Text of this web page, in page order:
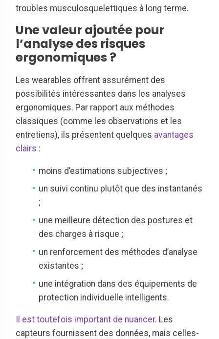
troubles musculosquelettiques à long terme.
Une valeur ajoutée pour
l’analyse des risques
ergonomiques ?
Les wearables offrent assurément des
possibilités intéressantes dans les analyses
ergonomiques. Par rapport aux méthodes
classiques (comme les observations et les
entretiens), ils présentent quelques avantages
clairs :
moins d’estimations subjectives ;
un suivi continu plutôt que des instantanés
;
une meilleure détection des postures et
des charges à risque ;
un renforcement des méthodes d’analyse
existantes ;
une intégration dans des équipements de
protection individuelle intelligents.
Il est toutefois important de nuancer. Les
capteurs fournissent des données, mais celles-